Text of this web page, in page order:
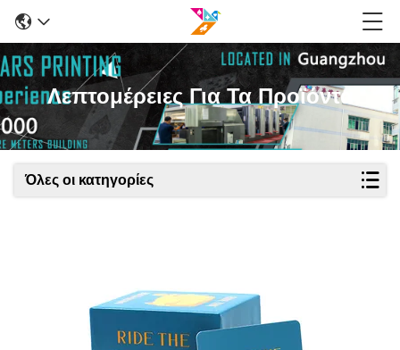
Λεπτομέρειες Για Τα Προϊόντα
Όλες οι κατηγορίες